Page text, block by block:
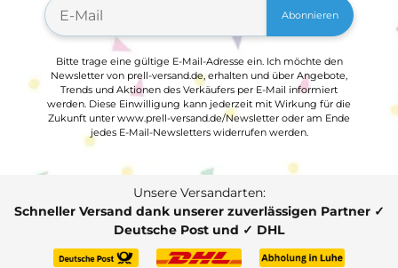
Abonnieren
Bitte trage eine gültige E-Mail-Adresse ein. Ich möchte den
Newsletter von prell-versand.de, erhalten und über Angebote,
Trends und Aktionen des Verkäufers per E-Mail informiert
werden. Diese Einwilligung kann jederzeit mit Wirkung für die
Zukunft unter www.prell-versand.de/Newsletter oder am Ende
jedes E-Mail-Newsletters widerrufen werden.
Unsere Versandarten:
Schneller Versand dank unserer zuverlässigen Partner ✓
Deutsche Post und ✓ DHL